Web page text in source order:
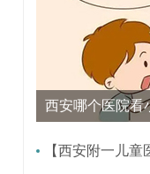
西安哪个医院看
【西安附一儿